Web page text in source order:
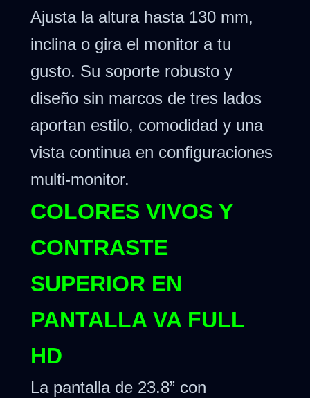
Ajusta la altura hasta 130 mm,
inclina o gira el monitor a tu
gusto. Su soporte robusto y
diseño sin marcos de tres lados
aportan estilo, comodidad y una
vista continua en configuraciones
multi-monitor.
COLORES VIVOS Y
CONTRASTE
SUPERIOR EN
PANTALLA VA FULL
HD
La pantalla de 23.8” con